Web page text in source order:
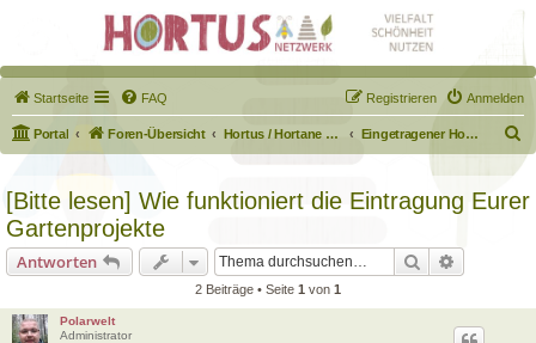
Startseite FAQ Anmelden
Registrieren
Portal Foren-Übersicht Hortus / Hortane Habitate / Garten auf dem Weg Eingetragener Hortus - Mein Hortus und ich!
u
[Bitte lesen] Wie funktioniert die Eintragung Eurer
Gartenprojekte
Antworten Suche
2 Beiträge • Seite 1 von 1
Polarwelt
Administrator